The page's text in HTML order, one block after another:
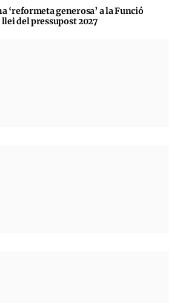
‘reformeta generosa’ a la Funció
del pressupost 2027